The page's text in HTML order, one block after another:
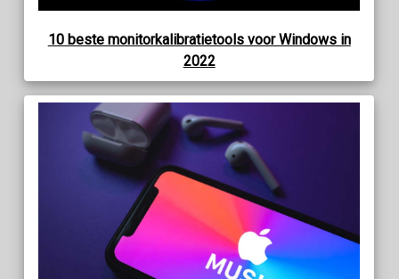
10 beste monitorkalibratietools voor Windows in
2022